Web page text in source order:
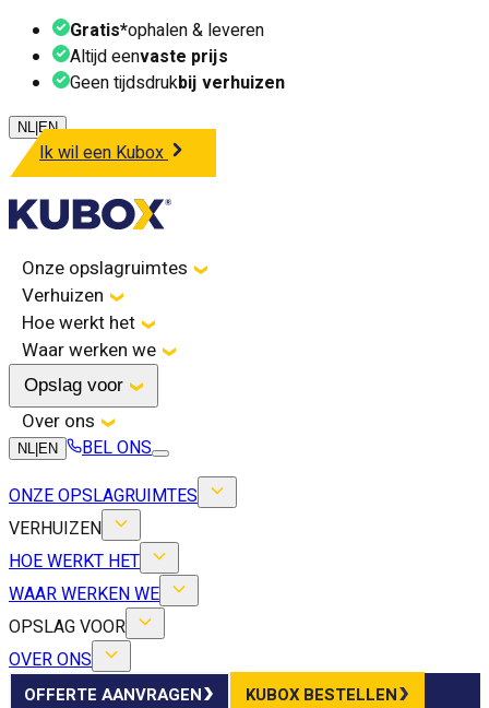
Gratis*ophalen & leveren
Altijd eenvaste prijs
Geen tijdsdrukbij verhuizen
NL EN
Ik wil een Kubox
Onze opslagruimtes
Verhuizen
Hoe werkt het
Waar werken we
Opslag voor
Over ons
NL EN
BEL ONS
ONZE OPSLAGRUIMTES
VERHUIZEN
HOE WERKT HET
WAAR WERKEN WE
OPSLAG VOOR
OVER ONS
OFFERTE AANVRAGEN KUBOX BESTELLEN